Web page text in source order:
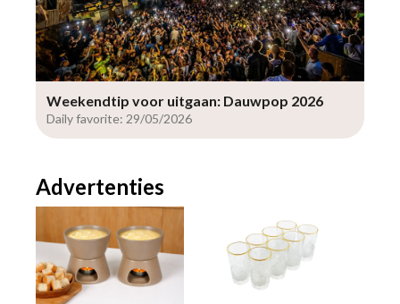
Weekendtip voor uitgaan: Dauwpop 2026
Daily favorite: 29/05/2026
Advertenties